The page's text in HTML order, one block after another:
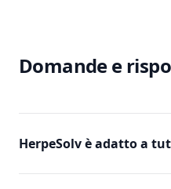
Domande e
HerpeSolv è adatto a